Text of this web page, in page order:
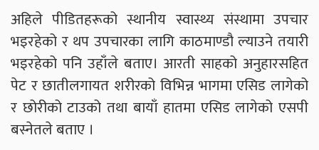
अहिले पीडितहरूको स्थानीय स्वास्थ्य संस्थामा उपचार
भइरहेको र थप उपचारका लागि काठमाण्डौ ल्याउने तयारी
भइरहेको पनि उहाँले बताए। आरती साहको अनुहारसहित
पेट र छातीलगायत शरीरको विभिन्न भागमा एसिड लागेको
र छोरीको टाउको तथा बायाँ हातमा एसिड लागेको एसपी
बस्नेतले बताए ।